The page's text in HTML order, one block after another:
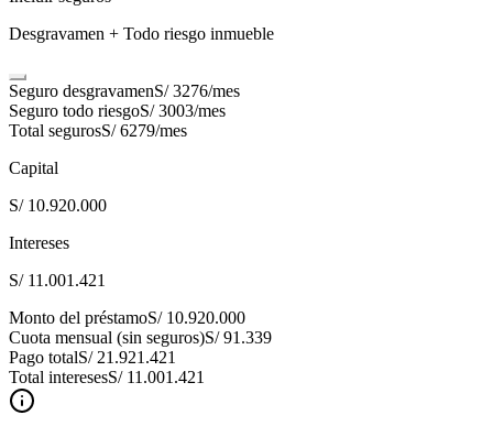
Desgravamen + Todo riesgo inmueble
Seguro desgravamenS/ 3276/mes
Seguro todo riesgoS/ 3003/mes
Total segurosS/ 6279/mes
Capital
S/ 10.920.000
Intereses
S/ 11.001.421
Monto del préstamoS/ 10.920.000
Cuota mensual (sin seguros)S/ 91.339
Pago totalS/ 21.921.421
Total interesesS/ 11.001.421